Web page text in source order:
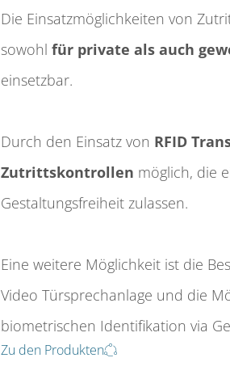
Die Einsatz­möglich­keiten von
sowohl für private als auch
einsetzbar.
Durch den Einsatz von RFID
Zutritts­kontrollen möglich, die
Gestaltungs­freiheit zulassen.
Eine weitere Möglichkeit ist die
Video Türsprechanlage und die
biometrischen Identifikation via
Zu den Produkten